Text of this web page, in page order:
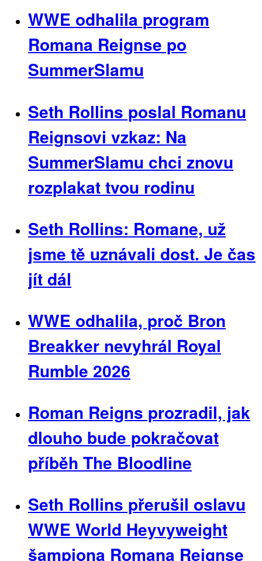
WWE odhalila program
Romana Reignse po
SummerSlamu
Seth Rollins poslal Romanu
Reignsovi vzkaz: Na
SummerSlamu chci znovu
rozplakat tvou rodinu
Seth Rollins: Romane, už
jsme tě uznávali dost. Je čas
jít dál
WWE odhalila, proč Bron
Breakker nevyhrál Royal
Rumble 2026
Roman Reigns prozradil, jak
dlouho bude pokračovat
příběh The Bloodline
Seth Rollins přerušil oslavu
WWE World Heyvyweight
šampiona Romana Reignse